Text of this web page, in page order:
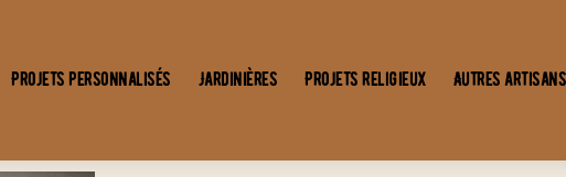
Projets personnalisés Jardinières Projets religieux Autres artisans